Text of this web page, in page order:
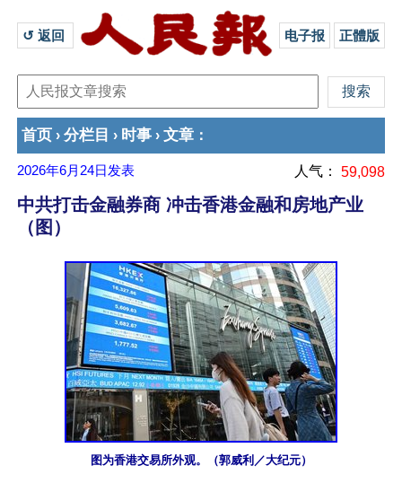
↺ 返回 电子报 正體版
首页 › 分栏目 › 时事 › 文章 ：
2026年6月24日 发表 人气： 59,098
中共打击金融券商 冲击香港金融和房地产业
（图）
图为香港交易所外观。（郭威利／大纪元）